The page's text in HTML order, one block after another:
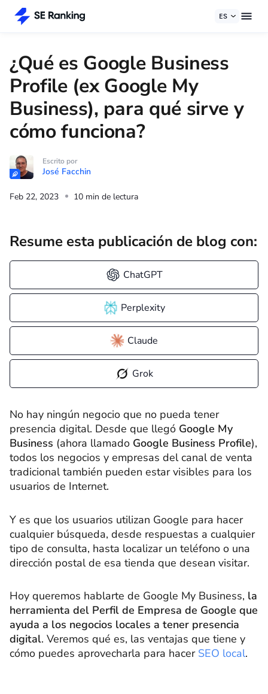
ES
¿Qué es Google Business
Profile (ex Google My
Business), para qué sirve y
cómo funciona?
Escrito por
José Facchin
Feb 22, 2023 10 min de lectura
Resume esta publicación de blog con:
ChatGPT
Perplexity
Claude
Grok
No hay ningún negocio que no pueda tener
presencia digital. Desde que llegó Google My
Business (ahora llamado Google Business Profile),
todos los negocios y empresas del canal de venta
tradicional también pueden estar visibles para los
usuarios de Internet.
Y es que los usuarios utilizan Google para hacer
cualquier búsqueda, desde respuestas a cualquier
tipo de consulta, hasta localizar un teléfono o una
dirección postal de esa tienda que desean visitar.
Hoy queremos hablarte de Google My Business, la
herramienta del Perfil de Empresa de Google que
ayuda a los negocios locales a tener presencia
digital. Veremos qué es, las ventajas que tiene y
cómo puedes aprovecharla para hacer SEO local.